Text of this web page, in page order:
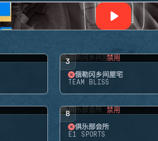
3 禁用
俄勒冈乡间屋宅
TEAM BLISS
8 禁用
俱乐部会所
E1 SPORTS